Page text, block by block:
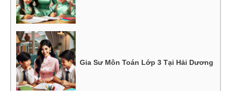
Gia Sư Môn Toán Lớp 3 Tại Hải Dương